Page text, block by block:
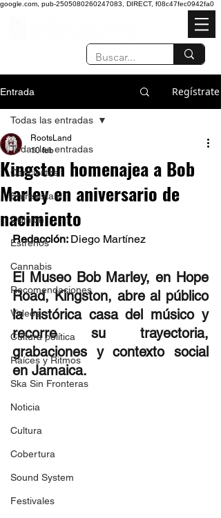
google.com, pub-2505080260247083, DIRECT, f08c47fec0942fa0
Entrada Regístrate
Todas las entradas
Conciertos
Entrevistas
Opinión
Estrenos
Cannabis
Recomendaciones
Videos
Cultura política
Raíces y Ritmos
Ska Sin Fronteras
Noticia
Cultura
Cobertura
Sound System
Festivales
Todas las entradas
Kingston homenajea a Bob
Marley en aniversario de
nacimiento
RootsLand
10 feb
Redacción: Diego Martínez
El Museo Bob Marley, en Hope
Road, Kingston, abre al público
la histórica casa del músico y
recorre su trayectoria,
grabaciones y contexto social
en Jamaica.